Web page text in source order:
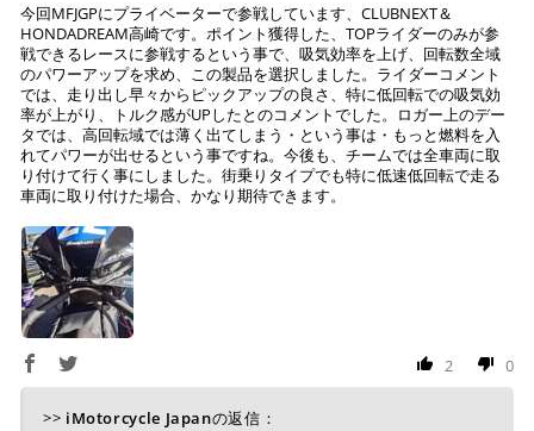
今回MFJGPにプライベーターで参戦しています、CLUBNEXT＆
HONDADREAM高崎です。ポイント獲得した、TOPライダーのみが参
戦できるレースに参戦するという事で、吸気効率を上げ、回転数全域
のパワーアップを求め、この製品を選択しました。ライダーコメント
では、走り出し早々からピックアップの良さ、特に低回転での吸気効
率が上がり、トルク感がUPしたとのコメントでした。ロガー上のデー
タでは、高回転域では薄く出てしまう・という事は・もっと燃料を入
れてパワーが出せるという事ですね。今後も、チームでは全車両に取
り付けて行く事にしました。街乗りタイプでも特に低速低回転で走る
車両に取り付けた場合、かなり期待できます。
2 0
>> iMotorcycle Japanの返信：